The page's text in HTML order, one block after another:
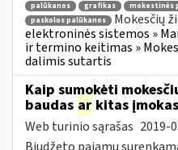
palūkanos grafikas
mokestinės
paskolos palūkanos
Mokesčių
elektroninės sistemos »
ir termino keitimas »
dalimis sutartis
Kaip sumokėti
baudas ar kitas
Web turinio sąrašas 2019-
Biudžeto pajamų